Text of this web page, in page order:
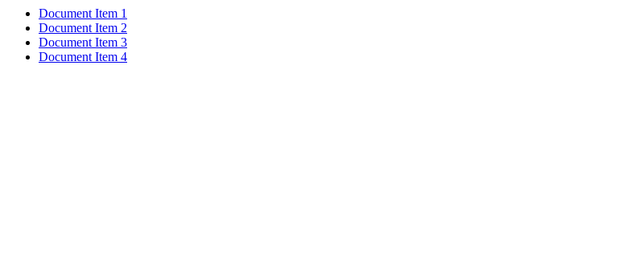
Document Item 1
Document Item 2
Document Item 3
Document Item 4